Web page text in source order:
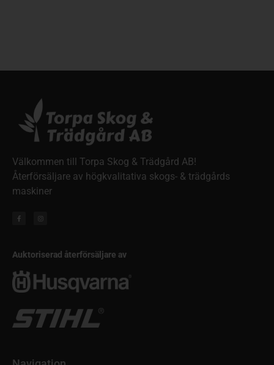
Välkommen till Torpa Skog & Trädgård AB!
Återförsäljare av högkvalitativa skogs- & trädgårds
maskiner
Auktoriserad återförsäljare av